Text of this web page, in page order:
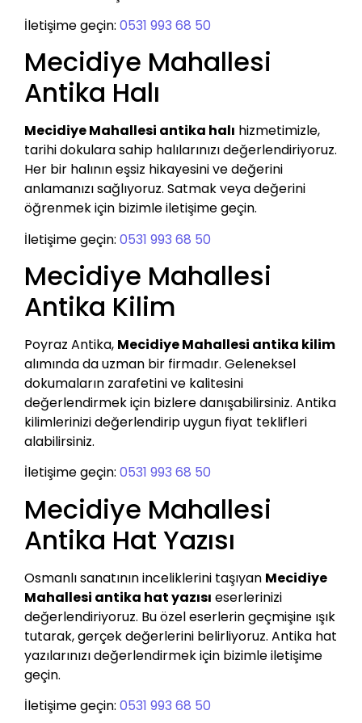
İletişime geçin: 0531 993 68 50
Mecidiye Mahallesi
Antika Halı
Mecidiye Mahallesi antika halı hizmetimizle,
tarihi dokulara sahip halılarınızı değerlendiriyoruz.
Her bir halının eşsiz hikayesini ve değerini
anlamanızı sağlıyoruz. Satmak veya değerini
öğrenmek için bizimle iletişime geçin.
İletişime geçin: 0531 993 68 50
Mecidiye Mahallesi
Antika Kilim
Poyraz Antika, Mecidiye Mahallesi antika kilim
alımında da uzman bir firmadır. Geleneksel
dokumaların zarafetini ve kalitesini
değerlendirmek için bizlere danışabilirsiniz. Antika
kilimlerinizi değerlendirip uygun fiyat teklifleri
alabilirsiniz.
İletişime geçin: 0531 993 68 50
Mecidiye Mahallesi
Antika Hat Yazısı
Osmanlı sanatının inceliklerini taşıyan Mecidiye
Mahallesi antika hat yazısı eserlerinizi
değerlendiriyoruz. Bu özel eserlerin geçmişine ışık
tutarak, gerçek değerlerini belirliyoruz. Antika hat
yazılarınızı değerlendirmek için bizimle iletişime
geçin.
İletişime geçin: 0531 993 68 50